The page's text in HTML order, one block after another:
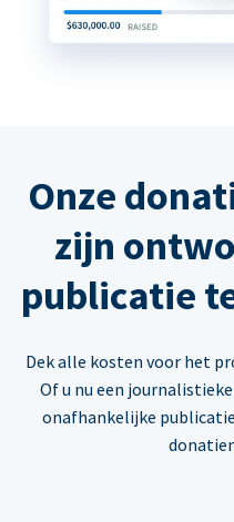
Onze
zijn
publicatie
Dek alle kosten voor het
Of u nu een
onafhankelijke